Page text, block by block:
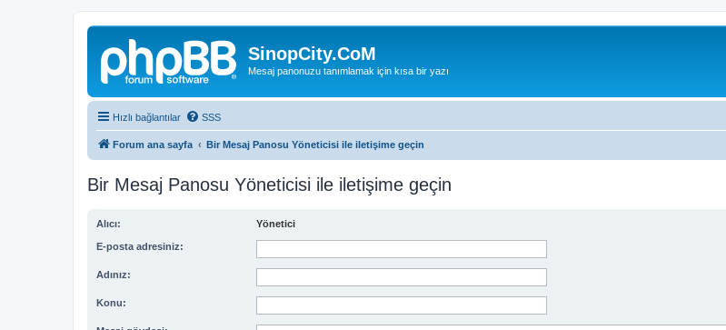
SinopCity.CoM
Mesaj panonuzu tanımlamak için kısa bir yazı
Hızlı bağlantılar SSS
Forum ana sayfa Bir Mesaj Panosu Yöneticisi ile iletişime geçin
Bir Mesaj Panosu Yöneticisi ile iletişime geçin
Alıcı: Yönetici
E-posta adresiniz:
Adınız:
Konu: